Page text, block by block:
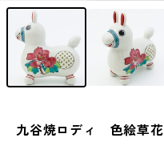
九谷焼ロディ 色絵草花